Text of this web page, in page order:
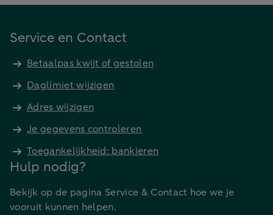
Service en Contact
Betaalpas kwijt of gestolen
Daglimiet wijzigen
Adres wijzigen
Je gegevens controleren
Toegankelijkheid: bankieren
Hulp nodig?
Bekijk op de pagina Service & Contact hoe we je
vooruit kunnen helpen.